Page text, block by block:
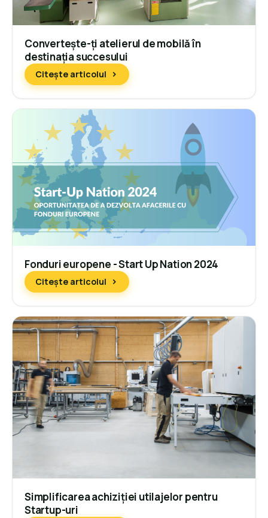
Convertește-ți atelierul de mobilă în
destinația succesului
Citește articolul
Fonduri europene - Start Up Nation 2024
Citește articolul
Simplificarea achiziției utilajelor pentru
Startup-uri